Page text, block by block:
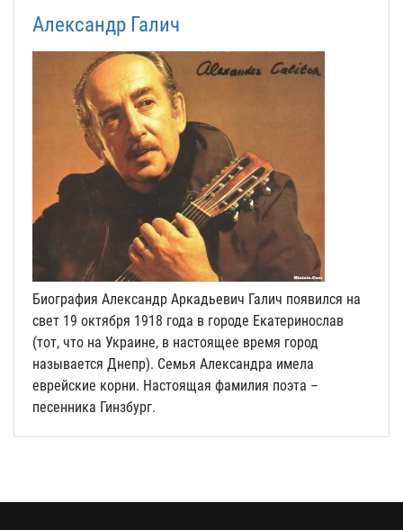
Александр Галич
Биография Александр Аркадьевич Галич появился на
свет 19 октября 1918 года в городе Екатеринослав
(тот, что на Украине, в настоящее время город
называется Днепр). Семья Александра имела
еврейские корни. Настоящая фамилия поэта –
песенника Гинзбург.